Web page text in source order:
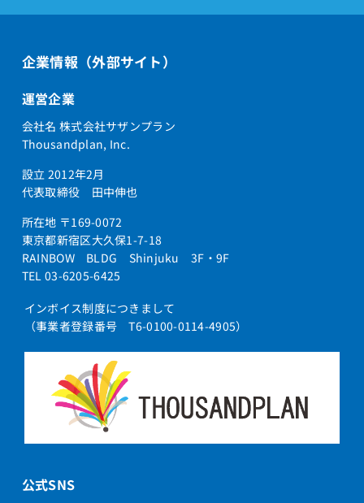
企業情報（外部サイト）
運営企業
会社名 株式会社サザンプラン
Thousandplan, Inc.
設立 2012年2月
代表取締役 田中伸也
所在地 〒169-0072
東京都新宿区大久保1-7-18
RAINBOW BLDG Shinjuku 3F・9F
TEL 03-6205-6425
インボイス制度につきまして
（事業者登録番号 T6-0100-0114-4905）
公式SNS